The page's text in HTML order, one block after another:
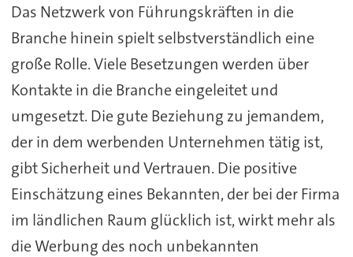
Das Netzwerk von Führungskräften in die
Branche hinein spielt selbstverständlich eine
große Rolle. Viele Besetzungen werden über
Kontakte in die Branche eingeleitet und
umgesetzt. Die gute Beziehung zu jemandem,
der in dem werbenden Unternehmen tätig ist,
gibt Sicherheit und Vertrauen. Die positive
Einschätzung eines Bekannten, der bei der Firma
im ländlichen Raum glücklich ist, wirkt mehr als
die Werbung des noch unbekannten